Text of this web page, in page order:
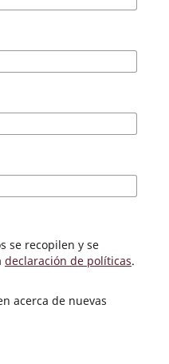
declaración de políticas.